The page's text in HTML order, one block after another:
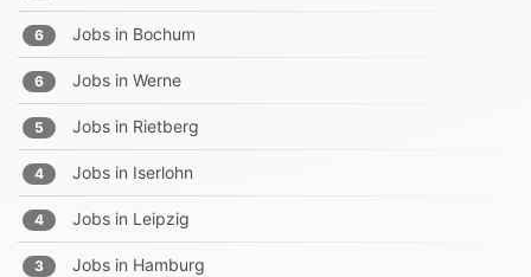
6 Jobs in Bochum
6 Jobs in Werne
5 Jobs in Rietberg
4 Jobs in Iserlohn
4 Jobs in Leipzig
3 Jobs in Hamburg